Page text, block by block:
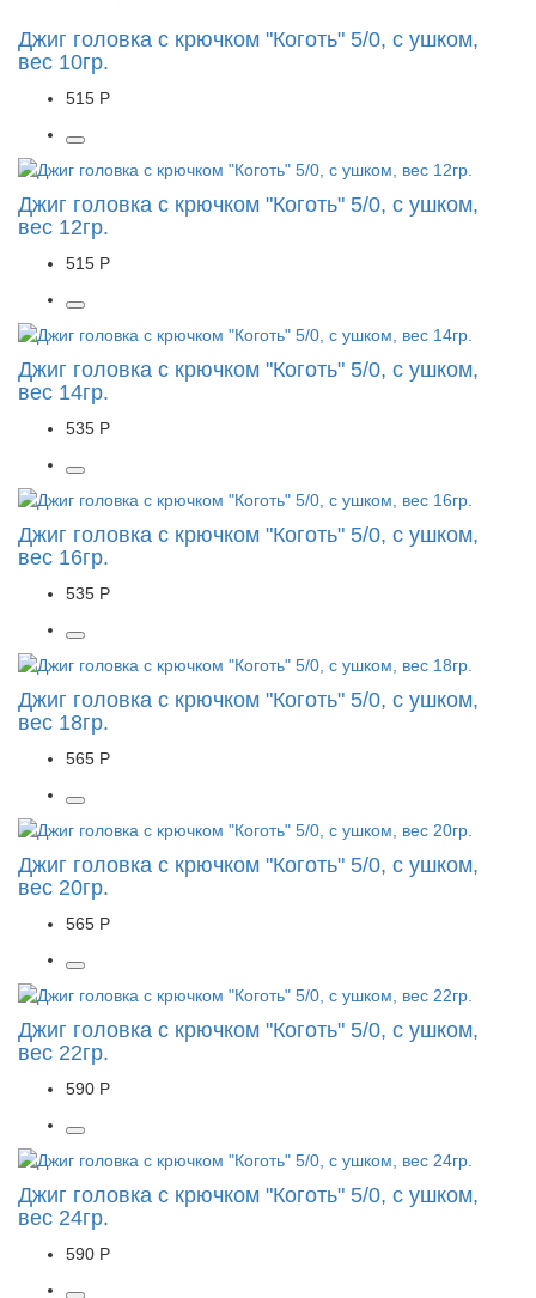
Джиг головка с крючком "Коготь" 5/0, с ушком,
вес 10гр.
515 Р
Джиг головка с крючком "Коготь" 5/0, с ушком,
вес 12гр.
515 Р
Джиг головка с крючком "Коготь" 5/0, с ушком,
вес 14гр.
535 Р
Джиг головка с крючком "Коготь" 5/0, с ушком,
вес 16гр.
535 Р
Джиг головка с крючком "Коготь" 5/0, с ушком,
вес 18гр.
565 Р
Джиг головка с крючком "Коготь" 5/0, с ушком,
вес 20гр.
565 Р
Джиг головка с крючком "Коготь" 5/0, с ушком,
вес 22гр.
590 Р
Джиг головка с крючком "Коготь" 5/0, с ушком,
вес 24гр.
590 Р